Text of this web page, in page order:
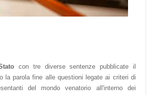
con tre diverse sentenze pubblicate il
la parola fine alle questioni legate ai criteri di
del mondo venatorio all'interno dei